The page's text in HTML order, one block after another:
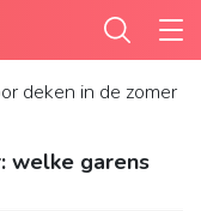
deken in de zomer
welke garens